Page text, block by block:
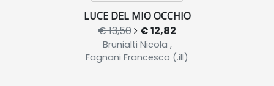
LUCE DEL MIO OCCHIO
€ 13,50 € 12,82
Brunialti Nicola ,
Fagnani Francesco (.ill)